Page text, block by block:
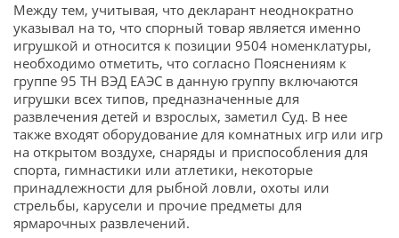
Между тем, учитывая, что декларант неоднократно
указывал на то, что спорный товар является именно
игрушкой и относится к позиции 9504 номенклатуры,
необходимо отметить, что согласно Пояснениям к
группе 95 ТН ВЭД ЕАЭС в данную группу включаются
игрушки всех типов, предназначенные для
развлечения детей и взрослых, заметил Суд. В нее
также входят оборудование для комнатных игр или игр
на открытом воздухе, снаряды и приспособления для
спорта, гимнастики или атлетики, некоторые
принадлежности для рыбной ловли, охоты или
стрельбы, карусели и прочие предметы для
ярмарочных развлечений.